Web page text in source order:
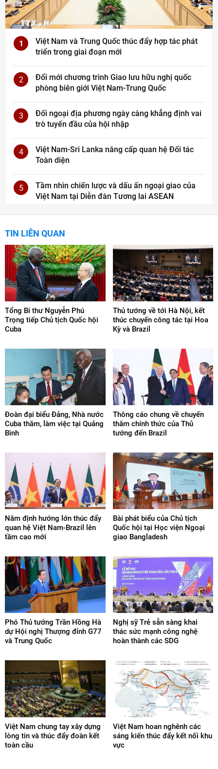
1
Việt Nam và Trung Quốc thúc đẩy hợp tác phát
triển trong giai đoạn mới
2
Đổi mới chương trình Giao lưu hữu nghị quốc
phòng biên giới Việt Nam-Trung Quốc
3
Đối ngoại địa phương ngày càng khẳng định vai
trò tuyến đầu của hội nhập
4
Việt Nam-Sri Lanka nâng cấp quan hệ Đối tác
Toàn diện
5
Tầm nhìn chiến lược và dấu ấn ngoại giao của
Việt Nam tại Diễn đàn Tương lai ASEAN
TIN LIÊN QUAN
Tổng Bí thư Nguyễn Phú
Trọng tiếp Chủ tịch Quốc hội
Cuba
Thủ tướng về tới Hà Nội, kết
thúc chuyến công tác tại Hoa
Kỳ và Brazil
Đoàn đại biểu Đảng, Nhà nước
Cuba thăm, làm việc tại Quảng
Bình
Thông cáo chung về chuyến
thăm chính thức của Thủ
tướng đến Brazil
Năm định hướng lớn thúc đẩy
quan hệ Việt Nam-Brazil lên
tầm cao mới
Bài phát biểu của Chủ tịch
Quốc hội tại Học viện Ngoại
giao Bangladesh
Phó Thủ tướng Trần Hồng Hà
dự Hội nghị Thượng đỉnh G77
và Trung Quốc
Nghị sỹ Trẻ sẵn sàng khai
thác sức mạnh công nghệ
hoàn thành các SDG
Việt Nam chung tay xây dựng
lòng tin và thúc đẩy đoàn kết
toàn cầu
Việt Nam hoan nghênh các
sáng kiến thúc đẩy kết nối khu
vực